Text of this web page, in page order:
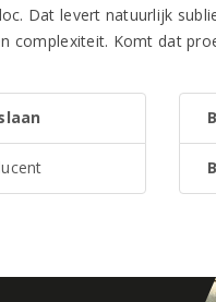
Dat levert natuurlijk
complexiteit. Komt dat